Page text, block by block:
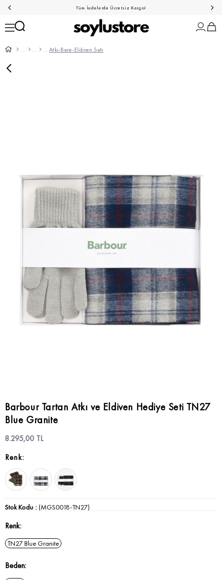
Tüm İadelerde Ücretsiz Kargo!
Atkı-Bere-Eldiven Seti
Barbour Tartan Atkı ve Eldiven Hediye Seti TN27
Blue Granite
8.295,00 TL
Stok Kodu (MGS0018-TN27)
Renk
TN27 Blue Granite
Beden